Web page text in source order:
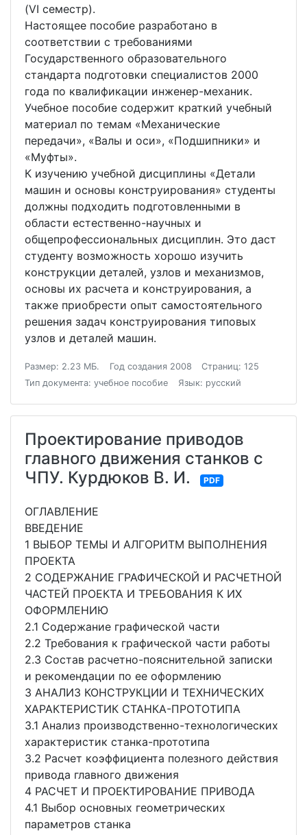
(VI семестр).
Настоящее пособие разработано в
соответствии с требованиями
Государственного образовательного
стандарта подготовки специалистов 2000
года по квалификации инженер-механик.
Учебное пособие содержит краткий учебный
материал по темам «Механические
передачи», «Валы и оси», «Подшипники» и
«Муфты».
К изучению учебной дисциплины «Детали
машин и основы конструирования» студенты
должны подходить подготовленными в
области естественно-научных и
общепрофессиональных дисциплин. Это даст
студенту возможность хорошо изучить
конструкции деталей, узлов и механизмов,
основы их расчета и конструирования, а
также приобрести опыт самостоятельного
решения задач конструирования типовых
узлов и деталей машин.
Размер: 2.23 МБ. Год создания 2008
Страниц: 125
Тип документа: учебное пособие
Язык: русский
Проектирование приводов
главного движения станков с
ЧПУ. Курдюков В. И.
PDF
ОГЛАВЛЕНИЕ
ВВЕДЕНИЕ
1 ВЫБОР ТЕМЫ И АЛГОРИТМ ВЫПОЛНЕНИЯ
ПРОЕКТА
2 СОДЕРЖАНИЕ ГРАФИЧЕСКОЙ И РАСЧЕТНОЙ
ЧАСТЕЙ ПРОЕКТА И ТРЕБОВАНИЯ К ИХ
ОФОРМЛЕНИЮ
2.1 Содержание графической части
2.2 Требования к графической части работы
2.3 Состав расчетно-пояснительной записки
и рекомендации по ее оформлению
3 АНАЛИЗ КОНСТРУКЦИИ И ТЕХНИЧЕСКИХ
ХАРАКТЕРИСТИК СТАНКА-ПРОТОТИПА
3.1 Анализ производственно-технологических
характеристик станка-прототипа
3.2 Расчет коэффициента полезного действия
привода главного движения
4 РАСЧЕТ И ПРОЕКТИРОВАНИЕ ПРИВОДА
4.1 Выбор основных геометрических
параметров станка